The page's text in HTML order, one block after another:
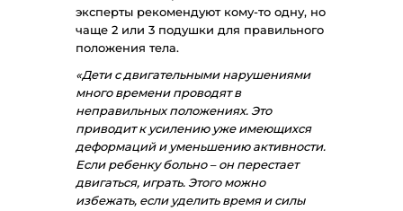
«Дети с двигательными нарушениями
много времени проводят в
неправильных положениях. Это
приводит к усилению уже имеющихся
деформаций и уменьшению активности.
Если ребенку больно – он перестает
двигаться, играть. Этого можно
избежать, если уделить время и силы
эксперты рекомендуют кому-то одну, но
чаще 2 или 3 подушки для правильного
положения тела.